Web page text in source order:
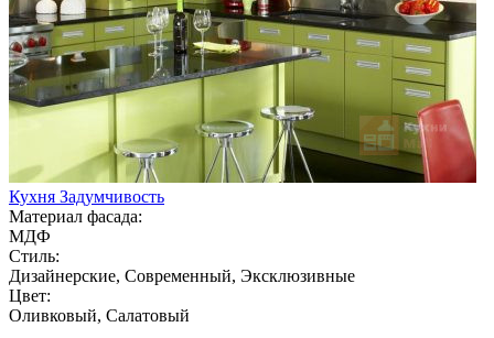
Кухня Задумчивость
Материал фасада:
МДФ
Стиль:
Дизайнерские, Современный, Эксклюзивные
Цвет:
Оливковый, Салатовый